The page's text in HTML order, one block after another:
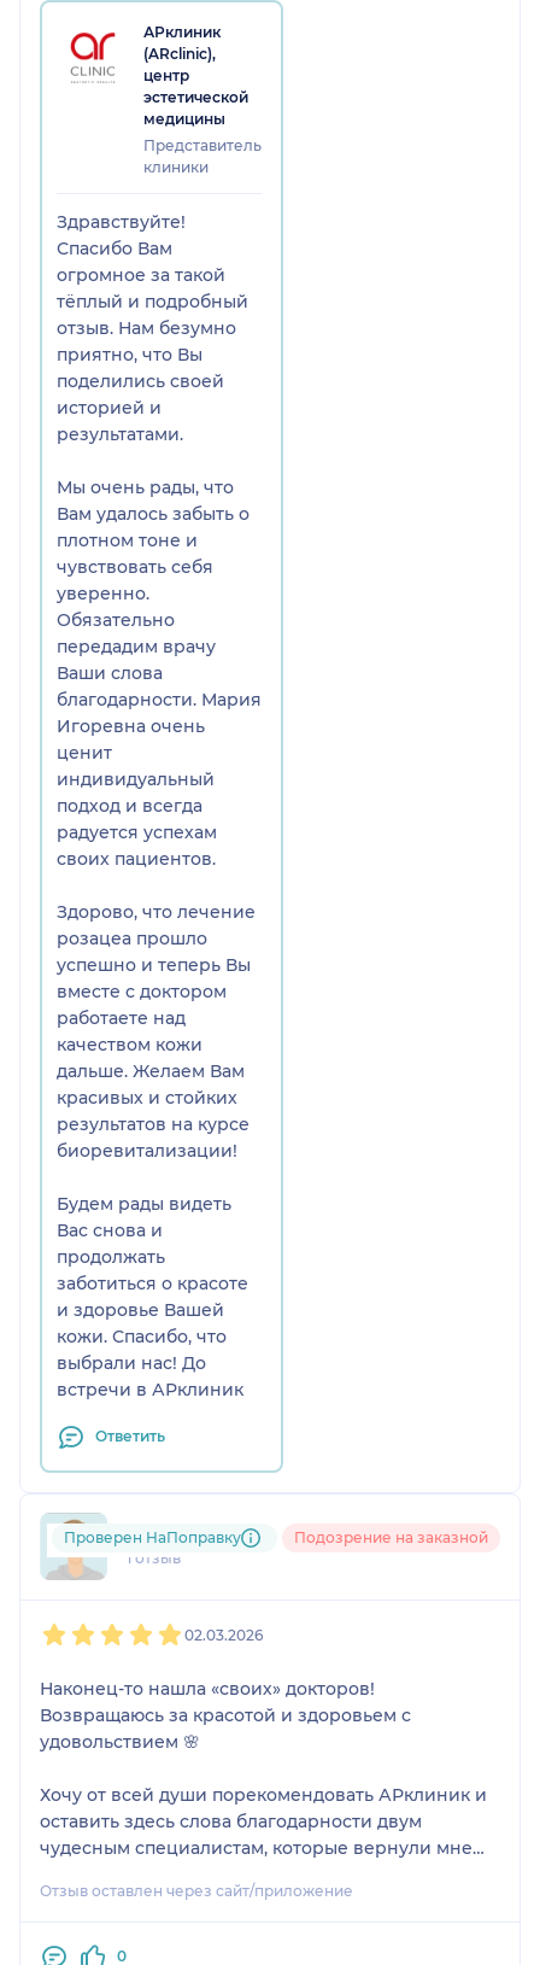
грамотно возьмется за
красоту и здоровье моей
кожи!
АРклиник
(ARсlinic),
центр
эстетической
медицины
Представитель
клиники
Здравствуйте!
Спасибо Вам
огромное за такой
тёплый и подробный
отзыв. Нам безумно
приятно, что Вы
поделились своей
историей и
результатами.
Мы очень рады, что
Вам удалось забыть о
плотном тоне и
чувствовать себя
уверенно.
Обязательно
передадим врачу
Ваши слова
благодарности. Мария
Игоревна очень
ценит
индивидуальный
подход и всегда
радуется успехам
своих пациентов.
Здорово, что лечение
розацеа прошло
успешно и теперь Вы
вместе с доктором
работаете над
качеством кожи
дальше. Желаем Вам
красивых и стойких
результатов на курсе
биоревитализации!
Будем рады видеть
Вас снова и
продолжать
заботиться о красоте
и здоровье Вашей
кожи. Спасибо, что
выбрали нас! До
встречи в АРклиник
Ответить
swe....@....ru
1 отзыв
Проверен НаПоправку Подозрение на заказной
02.03.2026
Наконец-то нашла «своих» докторов!
Возвращаюсь за красотой и здоровьем с
удовольствием 🌸
Хочу от всей души порекомендовать АРклиник и
оставить здесь слова благодарности двум
чудесным специалистам, которые вернули мне
запросом: хотелось и «привести в порядок» лицо
Отзыв оставлен через сайт/приложение
0